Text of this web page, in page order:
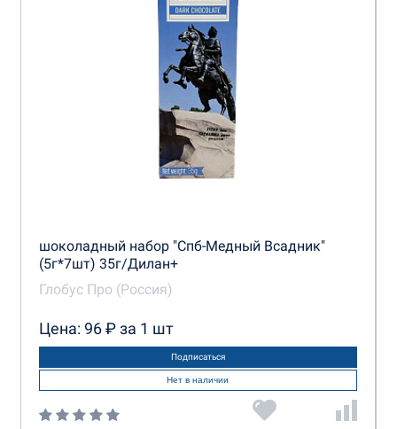
шоколадный набор "Спб-Медный Всадник"
(5г*7шт) 35г/Дилан+
Глобус Про (Россия)
Цена: 96 ₽ за 1 шт
Подписаться
Нет в наличии